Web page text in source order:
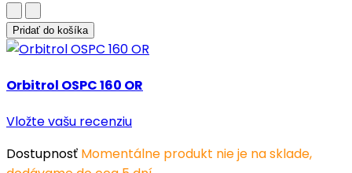
Pridať do košíka
Orbitrol OSPC 160 OR
Vložte vašu recenziu
Dostupnosť Momentálne produkt nie je na sklade,